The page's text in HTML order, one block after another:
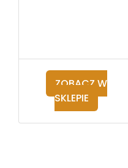
ZOBACZ W
SKLEPIE